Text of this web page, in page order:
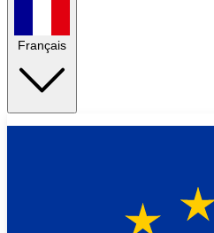
Français